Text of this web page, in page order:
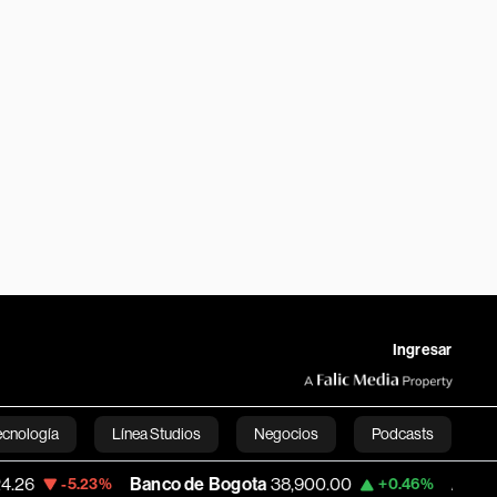
Ingresar
Línea Studios Negocios Podcasts
English
-5.23% Banco de Bogota 38,900.00 +0.46% Apple 312.53